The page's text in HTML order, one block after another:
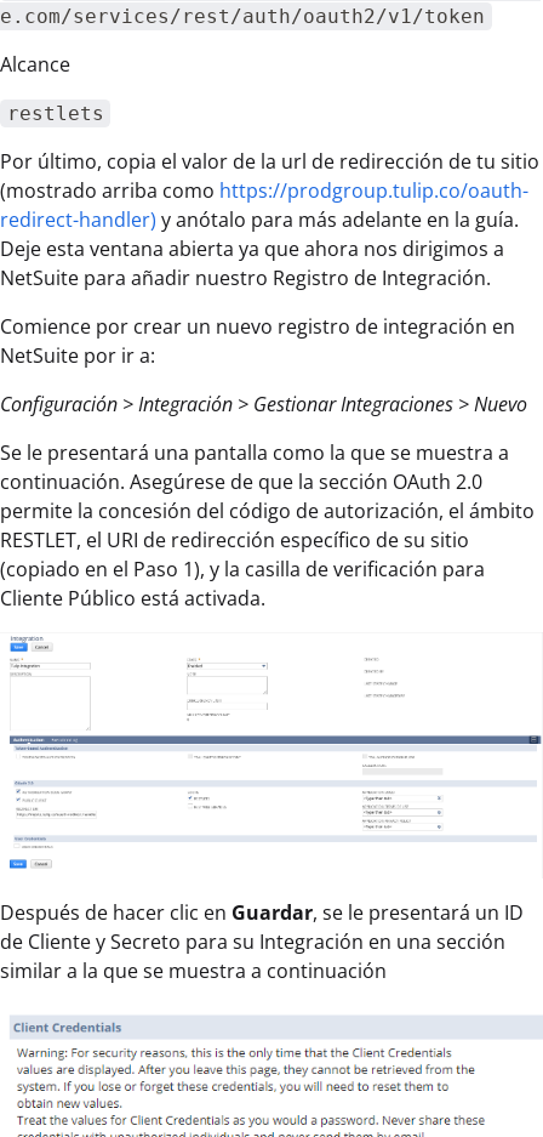
e.com/services/rest/auth/oauth2/v1/token
Alcance
restlets
Por último, copia el valor de la url de redirección de tu sitio
(mostrado arriba como https://prodgroup.tulip.co/oauth-
redirect-handler) y anótalo para más adelante en la guía.
Deje esta ventana abierta ya que ahora nos dirigimos a
NetSuite para añadir nuestro Registro de Integración.
Comience por crear un nuevo registro de integración en
NetSuite por ir a:
Configuración > Integración > Gestionar Integraciones > Nuevo
Se le presentará una pantalla como la que se muestra a
continuación. Asegúrese de que la sección OAuth 2.0
permite la concesión del código de autorización, el ámbito
RESTLET, el URI de redirección específico de su sitio
(copiado en el Paso 1), y la casilla de verificación para
Cliente Público está activada.
Después de hacer clic en Guardar, se le presentará un ID
de Cliente y Secreto para su Integración en una sección
similar a la que se muestra a continuación